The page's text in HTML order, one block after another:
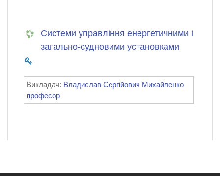
Системи управління енергетичними і
загально-судновими установками
Викладач: Владислав Сергійович Михайленко
професор